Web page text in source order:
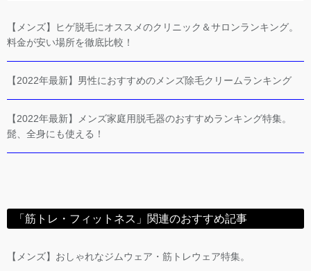
【メンズ】ヒゲ脱毛にオススメのクリニック＆サロンランキング。
料金が安い場所を徹底比較！
【2022年最新】男性におすすめのメンズ除毛クリームランキング
【2022年最新】メンズ家庭用脱毛器のおすすめランキング特集。
髭、全身にも使える！
「筋トレ・フィットネス」関連のおすすめ記事
【メンズ】おしゃれなジムウェア・筋トレウェア特集。